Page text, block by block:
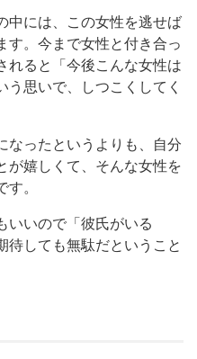
中には、この女性を逃せば
す。今まで女性と付き合っ
れると「今後こんな女性は
思いで、しつこくしてく
なったというよりも、自分
が嬉しくて、そんな女性を
。
いいので「彼氏がいる
待しても無駄だということ